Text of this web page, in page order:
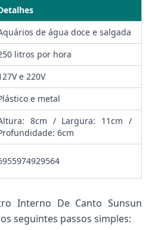
de água doce e salgada
litros por hora
e 220V
e metal
8cm / Largura: 11cm /
6cm
Interno De Canto Sunsun
seguintes passos simples: